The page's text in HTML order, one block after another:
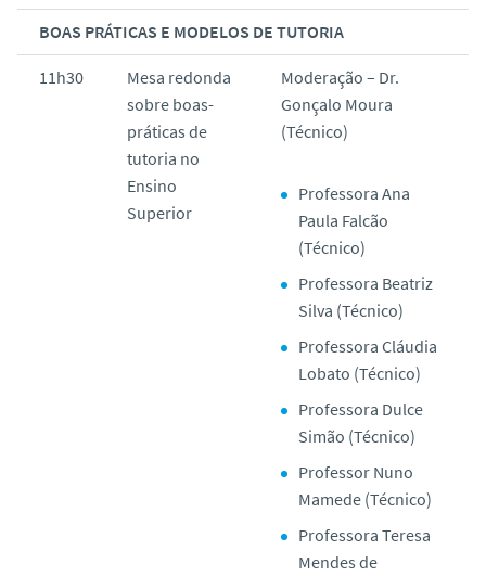
BOAS PRÁTICAS E MODELOS DE TUTORIA
11h30
Mesa redonda
sobre boas-
práticas de
tutoria no
Ensino
Superior
Moderação – Dr.
Gonçalo Moura
(Técnico)
Professora Ana
Paula Falcão
(Técnico)
Professora Beatriz
Silva (Técnico)
Professora Cláudia
Lobato (Técnico)
Professora Dulce
Simão (Técnico)
Professor Nuno
Mamede (Técnico)
Professora Teresa
Mendes de